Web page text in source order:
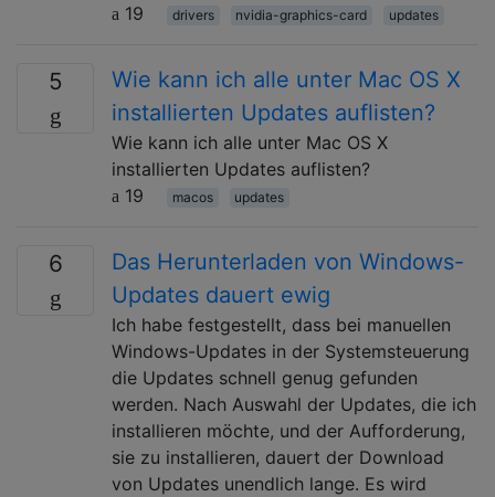
19
drivers nvidia-graphics-card updates
5
Wie kann ich alle unter Mac OS X
installierten Updates auflisten?
Wie kann ich alle unter Mac OS X
installierten Updates auflisten?
19
macos updates
6
Das Herunterladen von Windows-
Updates dauert ewig
Ich habe festgestellt, dass bei manuellen
Windows-Updates in der Systemsteuerung
die Updates schnell genug gefunden
werden. Nach Auswahl der Updates, die ich
installieren möchte, und der Aufforderung,
sie zu installieren, dauert der Download
von Updates unendlich lange. Es wird